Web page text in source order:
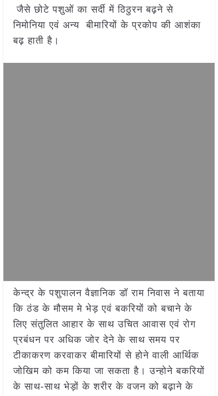
जैसे छोटे पशुओं का सर्दी में ठिठुरन बढ़ने से
निमोनिया एवं अन्य बीमारियों के प्रकोप की आशंका
बढ़ हाती है।
केन्द्र के पशुपालन वैज्ञानिक डॉ राम निवास ने बताया
कि ठंड के मौसम मे भेड़ एवं बकरियों को बचाने के
लिए संतुलित आहार के साथ उचित आवास एवं रोग
प्रबंधन पर अधिक जोर देने के साथ समय पर
टीकाकरण करवाकर बीमारियों से होने वाली आर्थिक
जोखिम को कम किया जा सकता है। उन्होने बकरियों
के साथ-साथ भेड़ों के शरीर के वजन को बढ़ाने के